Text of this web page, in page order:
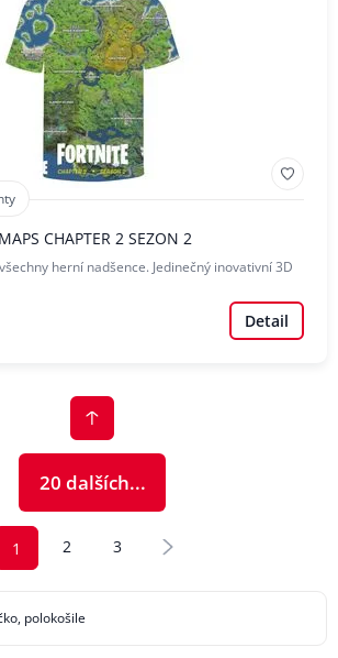
CHAPTER 2 SEZON 2
herní nadšence. Jedinečný inovativní 3D
Detail
20 dalších...
1 2 3
polokošile